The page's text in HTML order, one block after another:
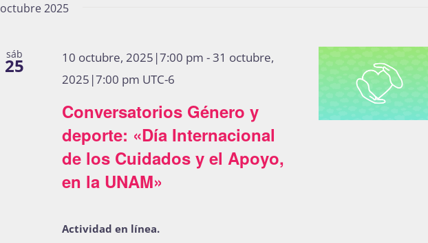
octubre 2025
sáb
25
Conversatorios Género y
deporte: «Día Internacional
de los Cuidados y el Apoyo,
en la UNAM»
10 octubre, 2025|7:00 pm -31 octubre,
2025|7:00 pm UTC-6
Actividad en línea.